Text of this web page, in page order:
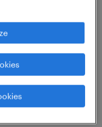
contact
ricerca per società
contact center e
sul mercato dal